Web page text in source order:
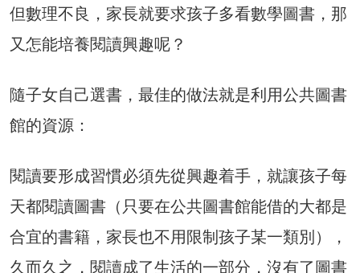
但數理不良，家長就要求孩子多看數學圖書，那
又怎能培養閱讀興趣呢？
隨子女自己選書，最佳的做法就是利用公共圖書
館的資源：
閱讀要形成習慣必須先從興趣着手，就讓孩子每
天都閱讀圖書（只要在公共圖書館能借的大都是
合宜的書籍，家長也不用限制孩子某一類別），
久而久之，閱讀成了生活的一部分，沒有了圖書